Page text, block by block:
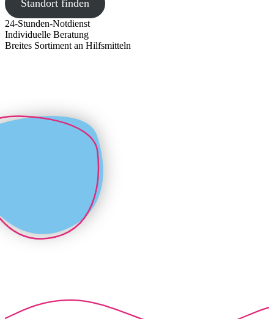
Standort finden
24-Stunden-Notdienst
Individuelle Beratung
Breites Sortiment an Hilfsmitteln